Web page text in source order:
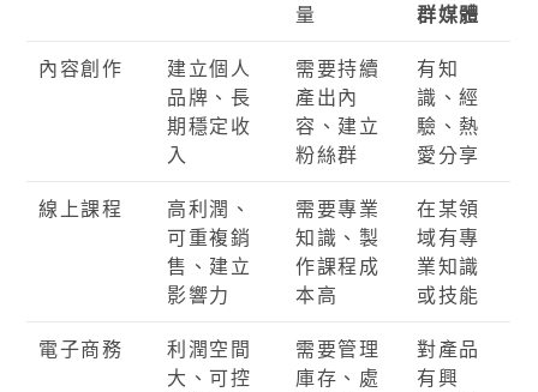
量
群媒體
內容創作
建立個人
品牌、長
期穩定收
入
需要持續
產出內
容、建立
粉絲群
有知
識、經
驗、熱
愛分享
線上課程
高利潤、
可重複銷
售、建立
影響力
需要專業
知識、製
作課程成
本高
在某領
域有專
業知識
或技能
電子商務
利潤空間
大、可控
需要管理
庫存、處
對產品
有興